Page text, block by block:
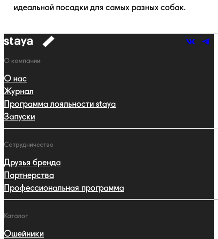
идеальной посадки для самых разных собак.
к
Навигация
О компании
О нас
Журнал
Программа лояльности staya
Запуски
Сотрудничество
Друзья бренда
Партнерства
Профессиональная программа
Каталог
Ошейники